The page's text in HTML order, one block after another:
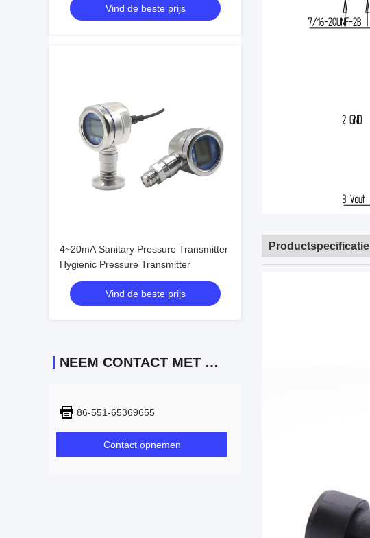
Vind de beste prijs
4~20mA Sanitary Pressure Transmitter
Hygienic Pressure Transmitter
Vind de beste prijs
NEEM CONTACT MET ONS OP
86-551-65369655
Contact opnemen
Productspecificatie